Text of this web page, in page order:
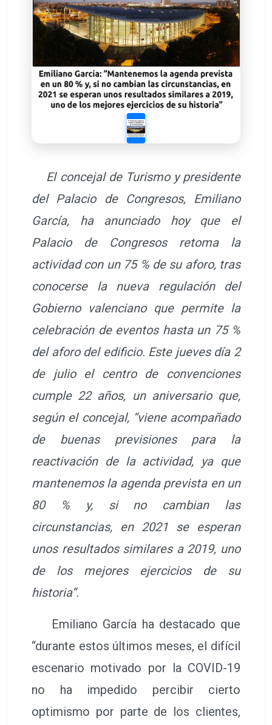
El concejal de Turismo y presidente
del Palacio de Congresos, Emiliano
García, ha anunciado hoy que el
Palacio de Congresos retoma la
actividad con un 75 % de su aforo, tras
conocerse la nueva regulación del
Gobierno valenciano que permite la
celebración de eventos hasta un 75 %
del aforo del edificio. Este jueves día 2
de julio el centro de convenciones
cumple 22 años, un aniversario que,
según el concejal, “viene acompañado
de buenas previsiones para la
reactivación de la actividad, ya que
mantenemos la agenda prevista en un
80 % y, si no cambian las
circunstancias, en 2021 se esperan
unos resultados similares a 2019, uno
de los mejores ejercicios de su
historia”.
Emiliano García ha destacado que
“durante estos últimos meses, el difícil
escenario motivado por la COVID-19
no ha impedido percibir cierto
optimismo por parte de los clientes,